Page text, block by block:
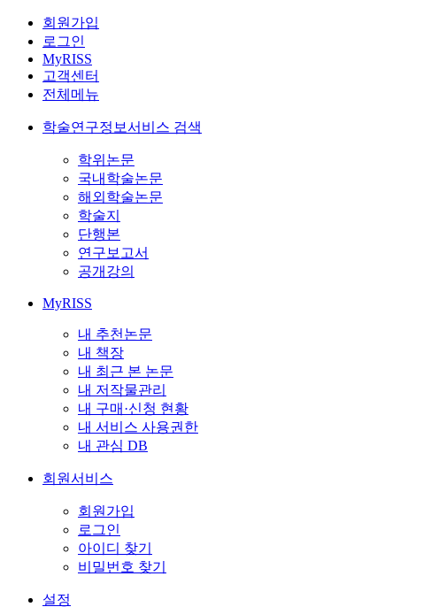
회원가입
로그인
MyRISS
고객센터
전체메뉴
학술연구정보서비스 검색
학위논문
국내학술논문
해외학술논문
학술지
단행본
연구보고서
공개강의
MyRISS
내 추천논문
내 책장
내 최근 본 논문
내 저작물관리
내 구매·신청 현황
내 서비스 사용권한
내 관심 DB
회원서비스
회원가입
로그인
아이디 찾기
비밀번호 찾기
설정